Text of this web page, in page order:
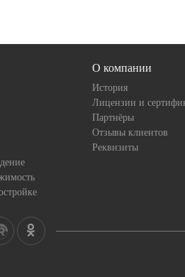
О компании
История
Лицензии и
Партнёры
Отзывы клиентов
Реквизиты